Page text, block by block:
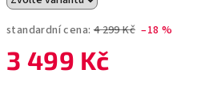
standardní cena: 4 299 Kč –18 %
3 499 Kč